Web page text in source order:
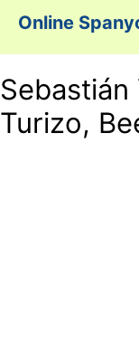
Kilépés
tartalomba
Online
Sebastián
Turizo,